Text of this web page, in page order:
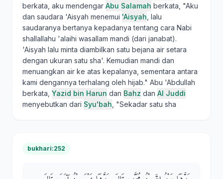
berkata, aku mendengar Abu Salamah berkata, "Aku
dan saudara 'Aisyah menemui 'Aisyah , lalu
saudaranya bertanya kepadanya tentang cara Nabi
shallallahu 'alaihi wasallam mandi (dari janabat).
'Aisyah lalu minta diambilkan satu bejana air setara
dengan ukuran satu sha'. Kemudian mandi dan
menuangkan air ke atas kepalanya, sementara antara
kami dengannya terhalang oleh hijab." Abu 'Abdullah
berkata, Yazid bin Harun dan Bahz dan Al Juddi
menyebutkan dari Syu'bah , "Sekadar satu sha
bukhari:252